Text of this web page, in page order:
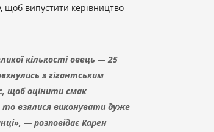
щоб випустити керівництво
кількості овець — 25
з гігантським
щоб оцінити смак
то взялися виконувати дуже
— розповідає Карен